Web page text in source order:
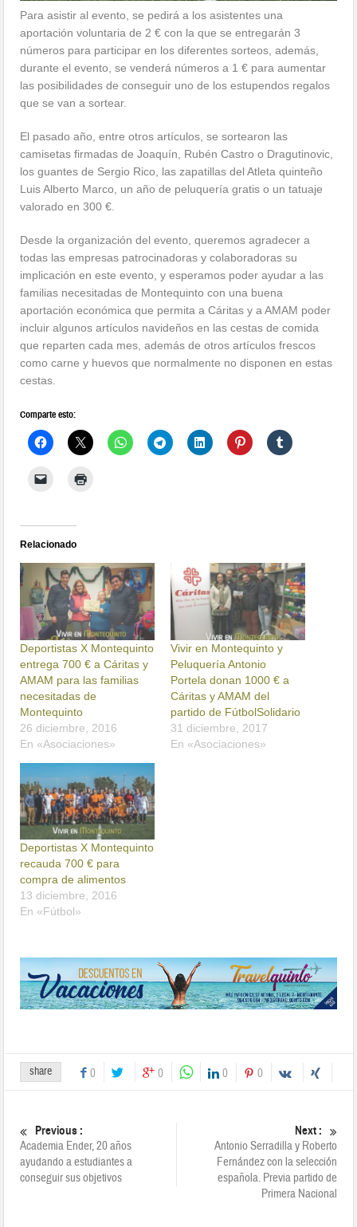
Para asistir al evento, se pedirá a los asistentes una
aportación voluntaria de 2 € con la que se entregarán 3
números para participar en los diferentes sorteos, además,
durante el evento, se venderá números a 1 € para aumentar
las posibilidades de conseguir uno de los estupendos regalos
que se van a sortear.
El pasado año, entre otros artículos, se sortearon las
camisetas firmadas de Joaquín, Rubén Castro o Dragutinovic,
los guantes de Sergio Rico, las zapatillas del Atleta quinteño
Luis Alberto Marco, un año de peluquería gratis o un tatuaje
valorado en 300 €.
Desde la organización del evento, queremos agradecer a
todas las empresas patrocinadoras y colaboradoras su
implicación en este evento, y esperamos poder ayudar a las
familias necesitadas de Montequinto con una buena
aportación económica que permita a Cáritas y a AMAM poder
incluir algunos artículos navideños en las cestas de comida
que reparten cada mes, además de otros artículos frescos
como carne y huevos que normalmente no disponen en estas
cestas.
Comparte esto:
Relacionado
Deportistas X Montequinto
entrega 700 € a Cáritas y
AMAM para las familias
necesitadas de
Montequinto
26 diciembre, 2016
En «Asociaciones»
Vivir en Montequinto y
Peluquería Antonio
Portela donan 1000 € a
Cáritas y AMAM del
partido de FútbolSolidario
31 diciembre, 2017
En «Asociaciones»
Deportistas X Montequinto
recauda 700 € para
compra de alimentos
13 diciembre, 2016
En «Fútbol»
share 0 0 0 0
Previous :
Academia Ender, 20 años
ayudando a estudiantes a
conseguir sus objetivos
Next :
Antonio Serradilla y Roberto
Fernández con la selección
española. Previa partido de
Primera Nacional